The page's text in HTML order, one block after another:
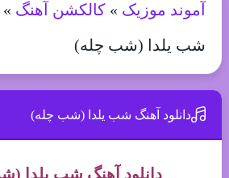
آموند موزیک » کالکشن آهنگ »
شب یلدا (شب چله)
دانلود آهنگ شب یلدا (شب چله)
دانلود آهنگ شب یلدا